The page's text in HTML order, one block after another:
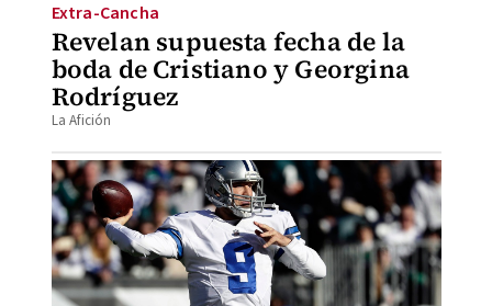
Revelan supuesta fecha de la
boda de Cristiano y Georgina
Rodríguez
Extra-Cancha
La Afición